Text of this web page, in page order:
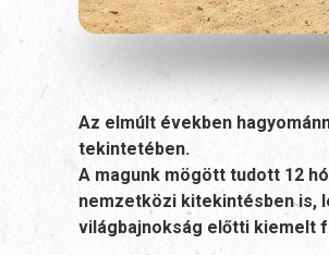
Az elmúlt években
tekintetében.
A magunk mögött tudott 12
nemzetközi kitekintésben is,
világbajnokság előtti kiemelt